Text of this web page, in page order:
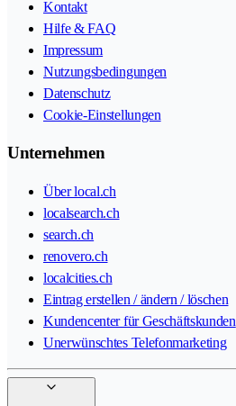
Kontakt
Hilfe & FAQ
Impressum
Nutzungsbedingungen
Datenschutz
Cookie-Einstellungen
Unternehmen
Über local.ch
localsearch.ch
search.ch
renovero.ch
localcities.ch
Eintrag erstellen / ändern / löschen
Kundencenter für Geschäftskunden
Unerwünschtes Telefonmarketing